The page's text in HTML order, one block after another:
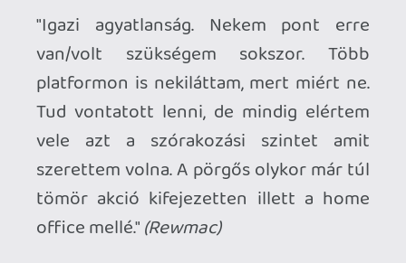
"Sucker Punch meghallgatta az Assassin's
Creed rajongók vágyait, és megalkotta a
generáció talán legélvezetesebb
történelmi homokozóját assassinok
nélkül. Minden porcikájából süt a törődés,
a szeretet, a maximalizmus, végre
kalandozhatunk a régóta vágyott
helyszínen és korszakban."(p34c3)
"Ennél szamurájosabb-japánosabb